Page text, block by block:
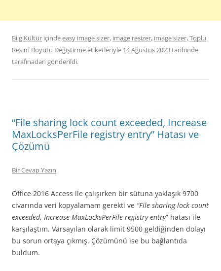
BilgiKültür içindeeasy image sizer, image resizer, image sizer,Toplu
Resim Boyutu Değiştirmeetiketleriyle 14 Ağustos 2023tarihinde
tarafınadan gönderildi.
“File sharing lock count exceeded, Increase
MaxLocksPerFile registry entry” Hatası ve
Çözümü
Bir Cevap Yazın
Office 2016 Access ile çalışırken bir sütuna yaklaşık 9700
civarında veri kopyalamam gerekti ve “File sharing lock count
exceeded, Increase MaxLocksPerFile registry entry” hatası ile
karşılaştım. Varsayılan olarak limit 9500 geldiğinden dolayı
bu sorun ortaya çıkmış. Çözümünü ise bu bağlantıda
buldum.